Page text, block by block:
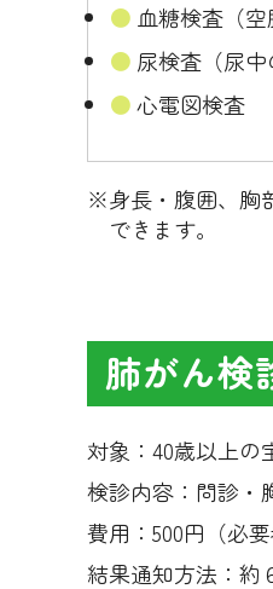
血糖検査（空
尿検査（尿中
心電図検査
※身長・腹囲、胸
できます。
肺がん検
対象： 40歳以上の
検診内容： 問診・
費用： 500円（必
結果通知方法： 約